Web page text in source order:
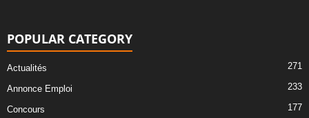
POPULAR CATEGORY
Actualités 271
Annonce Emploi 233
Concours 177